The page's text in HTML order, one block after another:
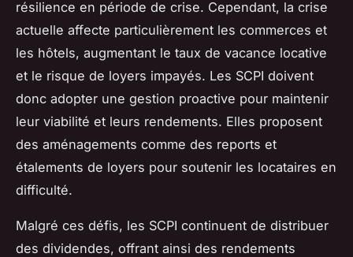
résilience en période de crise. Cependant, la crise
actuelle affecte particulièrement les commerces et
les hôtels, augmentant le taux de vacance locative
et le risque de loyers impayés. Les SCPI doivent
donc adopter une gestion proactive pour maintenir
leur viabilité et leurs rendements. Elles proposent
des aménagements comme des reports et
étalements de loyers pour soutenir les locataires en
difficulté.
Malgré ces défis, les SCPI continuent de distribuer
des dividendes, offrant ainsi des rendements